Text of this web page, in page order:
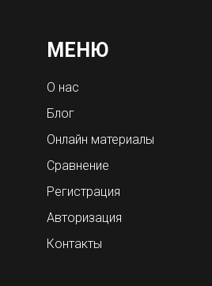
МЕНЮ
О нас
Блог
Онлайн материалы
Сравнение
Регистрация
Авторизация
Контакты